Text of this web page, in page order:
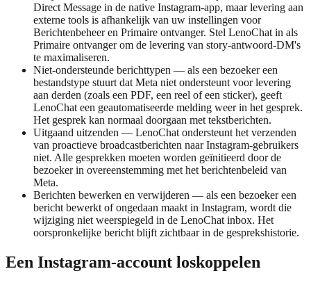
Direct Message in de native Instagram-app, maar levering aan
externe tools is afhankelijk van uw instellingen voor
Berichtenbeheer en Primaire ontvanger. Stel LenoChat in als
Primaire ontvanger om de levering van story-antwoord-DM's
te maximaliseren.
Niet-ondersteunde berichttypen — als een bezoeker een
bestandstype stuurt dat Meta niet ondersteunt voor levering
aan derden (zoals een PDF, een reel of een sticker), geeft
LenoChat een geautomatiseerde melding weer in het gesprek.
Het gesprek kan normaal doorgaan met tekstberichten.
Uitgaand uitzenden — LenoChat ondersteunt het verzenden
van proactieve broadcastberichten naar Instagram-gebruikers
niet. Alle gesprekken moeten worden geïnitieerd door de
bezoeker in overeenstemming met het berichtenbeleid van
Meta.
Berichten bewerken en verwijderen — als een bezoeker een
bericht bewerkt of ongedaan maakt in Instagram, wordt die
wijziging niet weerspiegeld in de LenoChat inbox. Het
oorspronkelijke bericht blijft zichtbaar in de gesprekshistorie.
Een Instagram-account loskoppelen